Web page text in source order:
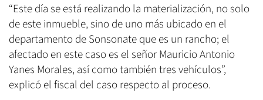
“Este día se está realizando la materialización, no solo
de este inmueble, sino de uno más ubicado en el
departamento de Sonsonate que es un rancho; el
afectado en este caso es el señor Mauricio Antonio
Yanes Morales, así como también tres vehículos”,
explicó el fiscal del caso respecto al proceso.